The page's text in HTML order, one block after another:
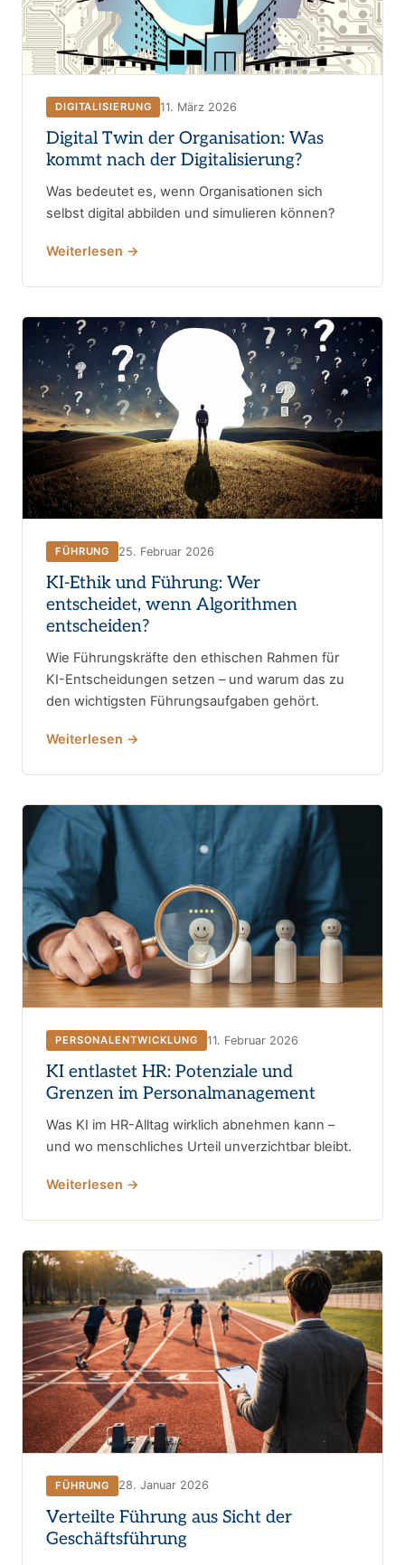
DIGITALISIERUNG 11. März 2026
Digital Twin der Organisation: Was
kommt nach der Digitalisierung?
Was bedeutet es, wenn Organisationen sich
selbst digital abbilden und simulieren können?
Weiterlesen →
FÜHRUNG 25. Februar 2026
KI-Ethik und Führung: Wer
entscheidet, wenn Algorithmen
entscheiden?
Wie Führungskräfte den ethischen Rahmen für
KI-Entscheidungen setzen – und warum das zu
den wichtigsten Führungsaufgaben gehört.
Weiterlesen →
PERSONALENTWICKLUNG 11. Februar 2026
KI entlastet HR: Potenziale und
Grenzen im Personalmanagement
Was KI im HR-Alltag wirklich abnehmen kann –
und wo menschliches Urteil unverzichtbar bleibt.
Weiterlesen →
FÜHRUNG 28. Januar 2026
Verteilte Führung aus Sicht der
Geschäftsführung